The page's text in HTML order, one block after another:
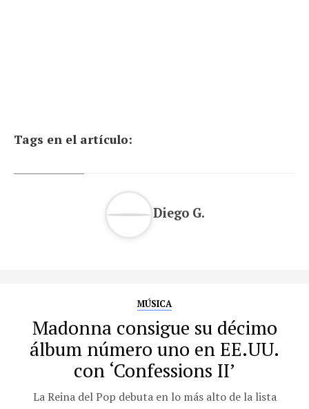
Tags en el artículo:
Diego G.
MÚSICA
Madonna consigue su décimo
álbum número uno en EE.UU.
con ‘Confessions II’
La Reina del Pop debuta en lo más alto de la lista